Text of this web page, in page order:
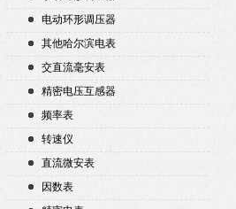
电动环形调压器
其他哈尔滨电表
交直流毫安表
精密电压互感器
频率表
转速仪
直流微安表
因数表